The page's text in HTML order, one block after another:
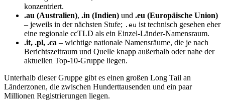
konzentriert.
.au (Australien), .in (Indien) und .eu (Europäische Union)
– jeweils in der nächsten Stufe; .eu ist technisch gesehen eher
eine regionale ccTLD als ein Einzel-Länder-Namensraum.
.it, .pl, .ca – wichtige nationale Namensräume, die je nach
Berichtszeitraum und Quelle knapp außerhalb oder nahe der
aktuellen Top-10-Gruppe liegen.
Unterhalb dieser Gruppe gibt es einen großen Long Tail an
Länderzonen, die zwischen Hunderttausenden und ein paar
Millionen Registrierungen liegen.